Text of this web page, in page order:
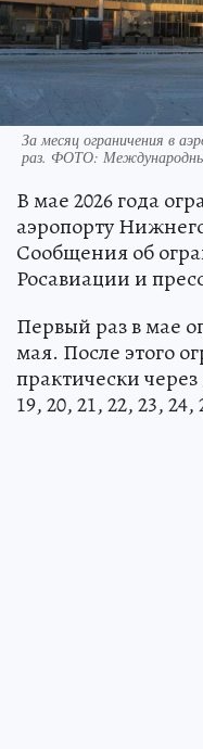
За месяц ограничения в
раз. ФОТО:
В мае 2026 года
аэропорту
Сообщения об
Росавиации и
Первый раз в мае
мая. После этого
практически через
19, 20, 21, 22, 23,